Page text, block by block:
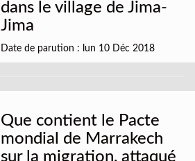
dans le village de Jima-
Jima
Date de parution : lun 10 Déc 2018
Que contient le Pacte
mondial de Marrakech
sur la migration, attaqué